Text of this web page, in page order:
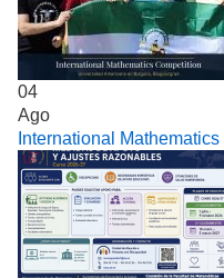
04
Ago
International